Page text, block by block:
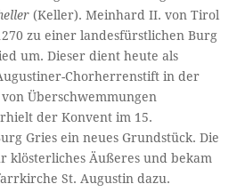
(Keller). Meinhard II. von Tirol
zu einer landesfürstlichen Burg
um. Dieser dient heute als
Chorherrenstift in der
Überschwemmungen
der Konvent im 15.
Gries ein neues Grundstück. Die
klösterliches Äußeres und bekam
St. Augustin dazu.